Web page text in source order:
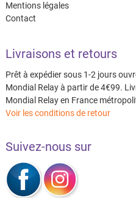
Mentions légales
Contact
Livraisons et retours
Prêt à expédier sous 1-2 jours
Mondial Relay à partir de 4€99.
Mondial Relay en France
Voir les conditions de retour
Suivez-nous sur